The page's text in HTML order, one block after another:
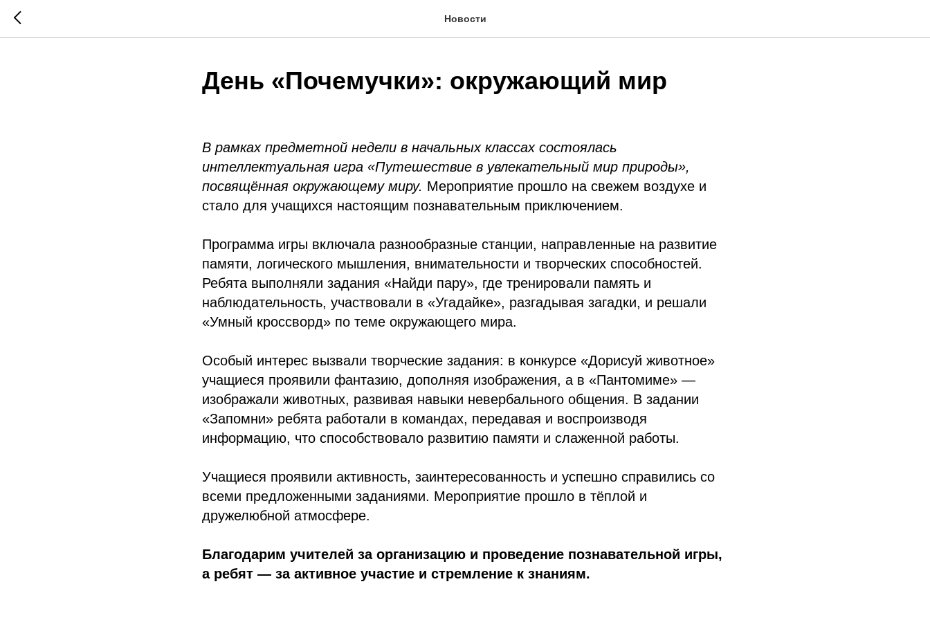
Новости
День «Почемучки»: окружающий мир
В рамках предметной недели в начальных классах состоялась
интеллектуальная игра «Путешествие в увлекательный мир природы»,
посвящённая окружающему миру. Мероприятие прошло на свежем воздухе и
стало для учащихся настоящим познавательным приключением.
Программа игры включала разнообразные станции, направленные на развитие
памяти, логического мышления, внимательности и творческих способностей.
Ребята выполняли задания «Найди пару», где тренировали память и
наблюдательность, участвовали в «Угадайке», разгадывая загадки, и решали
«Умный кроссворд» по теме окружающего мира.
Особый интерес вызвали творческие задания: в конкурсе «Дорисуй животное»
учащиеся проявили фантазию, дополняя изображения, а в «Пантомиме» —
изображали животных, развивая навыки невербального общения. В задании
«Запомни» ребята работали в командах, передавая и воспроизводя
информацию, что способствовало развитию памяти и слаженной работы.
Учащиеся проявили активность, заинтересованность и успешно справились со
всеми предложенными заданиями. Мероприятие прошло в тёплой и
дружелюбной атмосфере.
Благодарим учителей за организацию и проведение познавательной игры,
а ребят — за активное участие и стремление к знаниям.